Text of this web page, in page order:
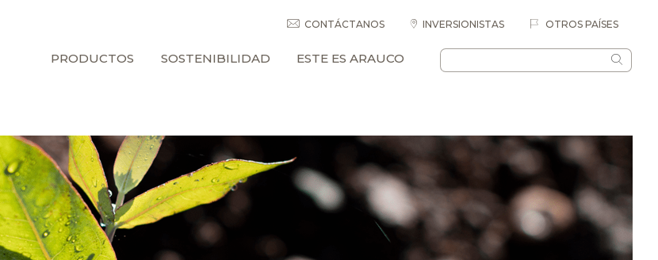
CONTÁCTANOS INVERSIONISTAS OTROS PAÍSES
PRODUCTOS SOSTENIBILIDAD ESTE ES ARAUCO